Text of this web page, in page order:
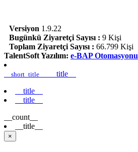
Versiyon 1.9.22
Bugünkü Ziyaretçi Sayısı : 9 Kişi
Toplam Ziyaretçi Sayısı : 66.799 Kişi
TalentSoft Yazılım: e-BAP Otomasyonu
__short_title__
__title__
__title__
__title__
__count__
__title__
×